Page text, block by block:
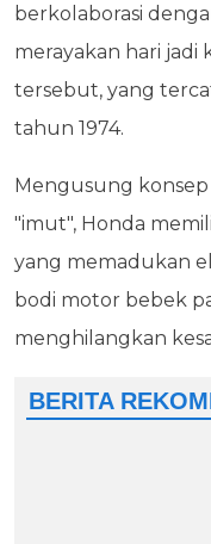
berkolaborasi
merayakan hari jadi
tersebut, yang
tahun 1974.
Mengusung konsep
"imut", Honda
yang memadukan
bodi motor bebek
menghilangkan